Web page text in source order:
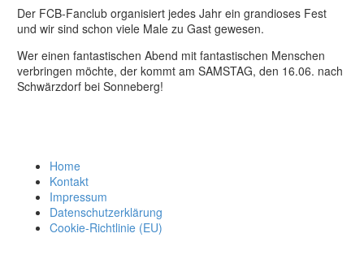
Der FCB-Fanclub organisiert jedes Jahr ein grandioses Fest
und wir sind schon viele Male zu Gast gewesen.
Wer einen fantastischen Abend mit fantastischen Menschen
verbringen möchte, der kommt am SAMSTAG, den 16.06. nach
Schwärzdorf bei Sonneberg!
Home
Kontakt
Impressum
Datenschutzerklärung
Cookie-Richtlinie (EU)